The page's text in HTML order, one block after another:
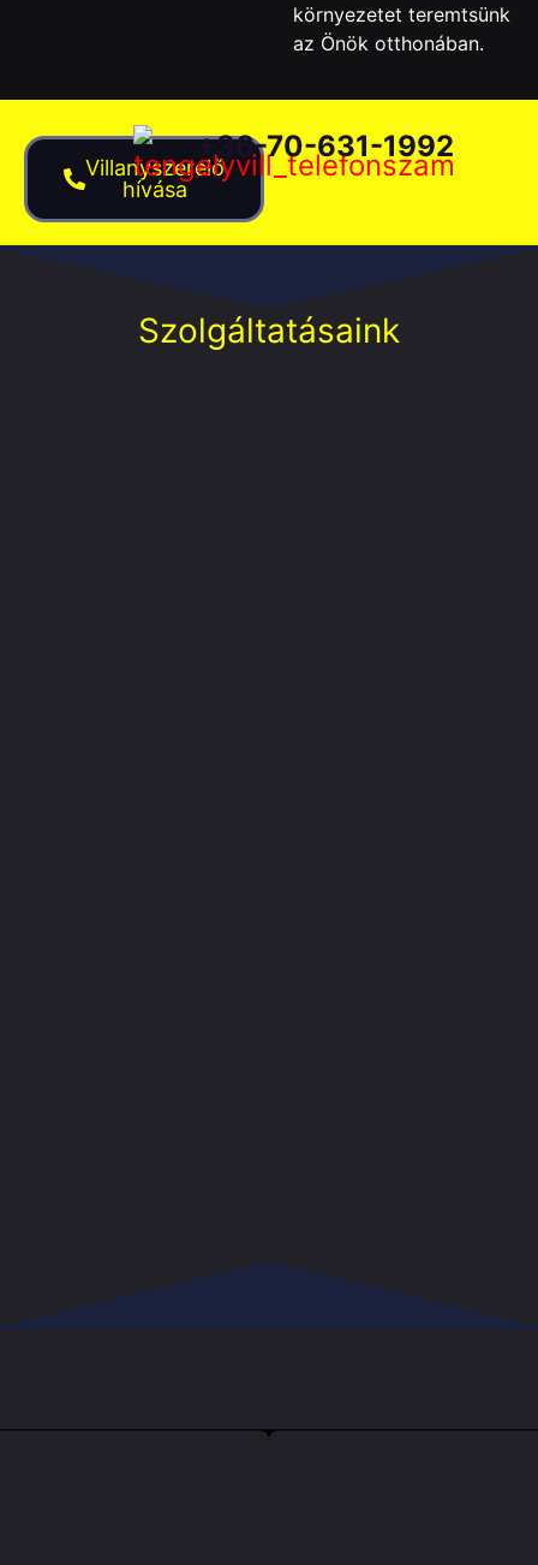
környezetet teremtsünk
az Önök otthonában.
Villanyszerelő
hívása
+36-70-631-1992
Szolgáltatásaink